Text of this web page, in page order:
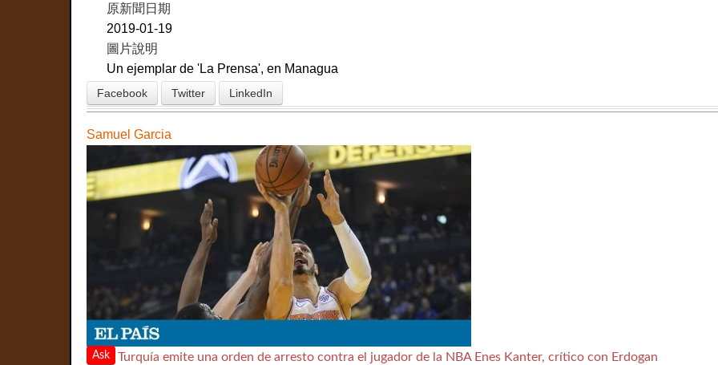
原新聞日期
2019-01-19
圖片說明
Un ejemplar de 'La Prensa', en Managua
Facebook Twitter LinkedIn
Samuel Garcia
Ask Turquía emite una orden de arresto contra el jugador de la NBA Enes Kanter, crítico con Erdogan